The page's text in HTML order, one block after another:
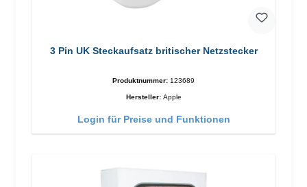
3 Pin UK Steckaufsatz britischer Netzstecker
Produktnummer: 123689
Hersteller: Apple
Login für Preise und Funktionen